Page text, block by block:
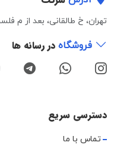
تهران، خ طالقانی، بعد از م
فروشگاه در رسانه ها
دسترسی سریع
تماس با ما